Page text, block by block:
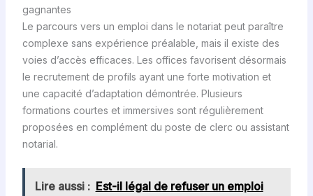
gagnantes
Le parcours vers un emploi dans le notariat peut paraître
complexe sans expérience préalable, mais il existe des
voies d’accès efficaces. Les offices favorisent désormais
le recrutement de profils ayant une forte motivation et
une capacité d’adaptation démontrée. Plusieurs
formations courtes et immersives sont régulièrement
proposées en complément du poste de clerc ou assistant
notarial.
Lire aussi : Est-il légal de refuser un emploi